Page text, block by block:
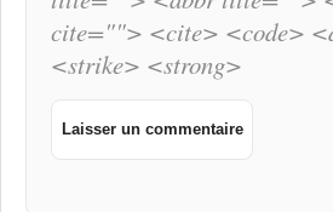
cite=""> <cite> <code>
<strike> <strong>